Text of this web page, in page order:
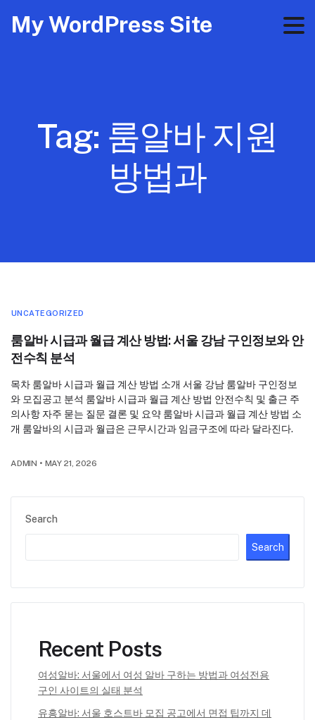
My WordPress Site
Tag: 룸알바 지원
방법과
Search
Search
Recent Posts
여성알바: 서울에서 여성 알바 구하는 방법과 여성전용
구인 사이트의 실태 분석
유흥알바: 서울 호스트바 모집 공고에서 면접 팁까지 데
UNCATEGORIZED
룸알바 시급과 월급 계산 방법: 서울 강남 구인정보와 안
전수칙 분석
목차 룸알바 시급과 월급 계산 방법 소개 서울 강남 룸알바 구인정보
와 모집공고 분석 룸알바 시급과 월급 계산 방법 안전수칙 및 출근 주
의사항 자주 묻는 질문 결론 및 요약 룸알바 시급과 월급 계산 방법 소
개 룸알바의 시급과 월급은 근무시간과 임금구조에 따라 달라진다.
ADMIN • MAY 21, 2026